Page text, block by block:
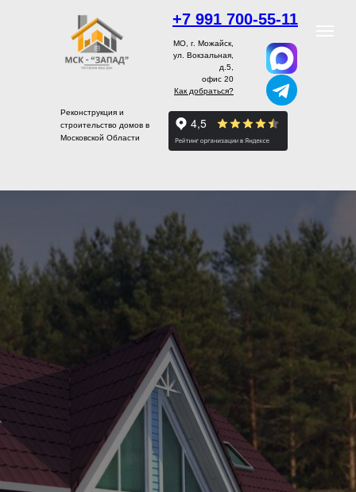
+7 991 700-55-11
Реконструкция и
строительство домов в
Московской Области
МО, г. Можайск,
ул. Вокзальная,
д.5,
офис 20
Как добраться?